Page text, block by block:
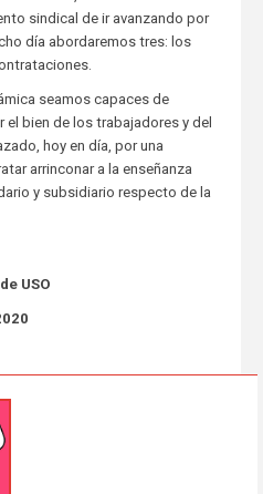
sindical de ir avanzando por
día abordaremos tres: los
seamos capaces de
bien de los trabajadores y del
hoy en día, por una
arrinconar a la enseñanza
y subsidiario respecto de la
USO